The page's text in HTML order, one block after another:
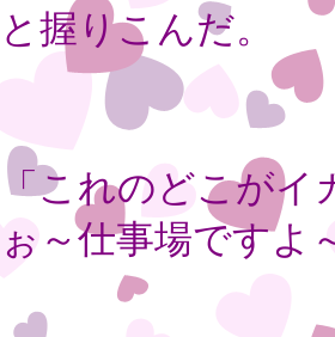
と握りこんだ。
「これのどこがイ
ぉ～仕事場ですよ